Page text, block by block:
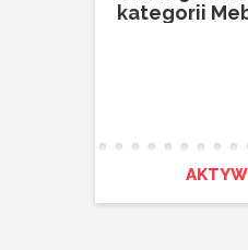
kategorii